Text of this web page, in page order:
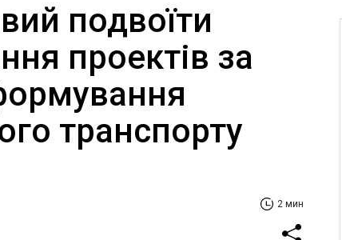
подвоїти
проектів за
транспорту
2 мин